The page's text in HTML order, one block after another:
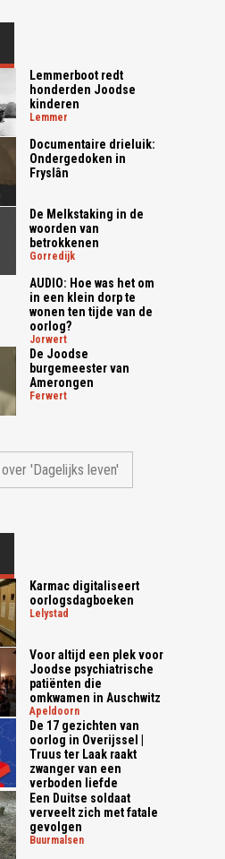
Lemmerboot redt
honderden Joodse
kinderen
lemmer
Documentaire drieluik:
Ondergedoken in
Fryslân
De Melkstaking in de
woorden van
betrokkenen
gorredijk
AUDIO: Hoe was het om
in een klein dorp te
wonen ten tijde van de
oorlog?
jorwert
De Joodse
burgemeester van
Amerongen
ferwert
'Dagelijks leven'
Karmac digitaliseert
oorlogsdagboeken
lelystad
Voor altijd een plek voor
Joodse psychiatrische
patiënten die
omkwamen in Auschwitz
apeldoorn
De 17 gezichten van
oorlog in Overijssel |
Truus ter Laak raakt
zwanger van een
verboden liefde
Een Duitse soldaat
verveelt zich met fatale
gevolgen
buurmalsen